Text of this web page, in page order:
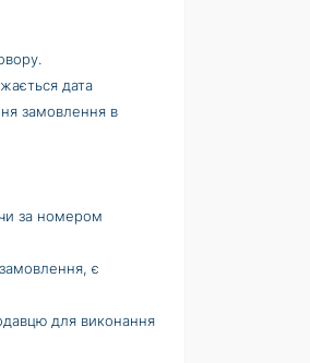
дата
замовлення в
за номером
є
для виконання